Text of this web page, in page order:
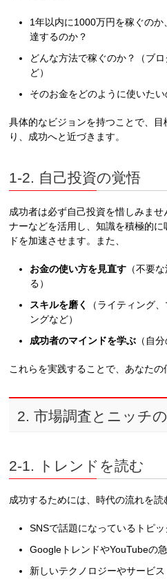
1年以内に1000万円を稼ぐの
達するのか？
どんな方法で稼ぐのか？（ブ
ど）
そのお金をどのように使いたい
具体的なビジョンを持つことで、
り、成功へと近づきます。
1-2. 自己投資の覚悟
成功者は必ず自己投資を惜しみま
ナーなどを活用し、知識を積極的
ドを加速させます。また、
お金の使い方を見直す （不要
る）
スキルを磨く
（ライティング
ングなど）
成功者のマインドを学ぶ （自
これらを実践することで、あなたの
2. 市場調査とニッチ
2-1. トレンドを読む
成功するためには、時代の流れを読
SNSで話題になっているトピッ
GoogleトレンドやYouTubeの
新しいテクノロジーやサービス